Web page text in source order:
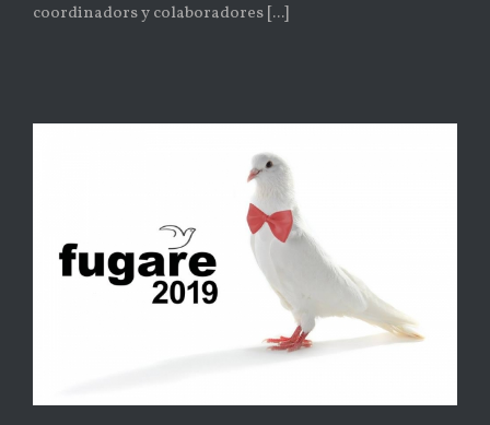
coordinadors y colaboradores [...]